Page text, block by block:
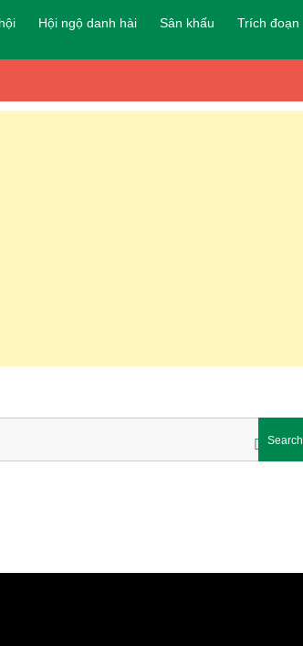
Hội ngộ danh hài Sân khấu Trích đoạn
Search